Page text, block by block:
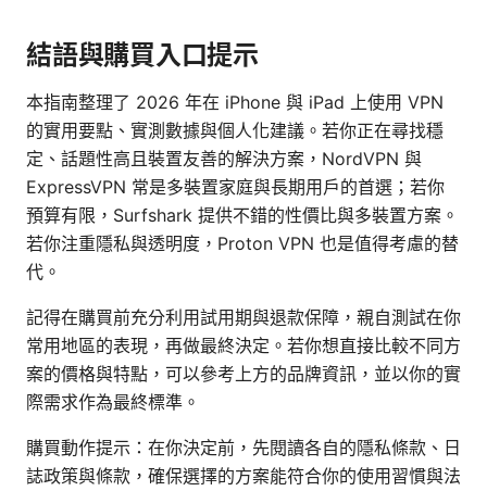
結語與購買入口提示
本指南整理了 2026 年在 iPhone 與 iPad 上使用 VPN
的實用要點、實測數據與個人化建議。若你正在尋找穩
定、話題性高且裝置友善的解決方案，NordVPN 與
ExpressVPN 常是多裝置家庭與長期用戶的首選；若你
預算有限，Surfshark 提供不錯的性價比與多裝置方案。
若你注重隱私與透明度，Proton VPN 也是值得考慮的替
代。
記得在購買前充分利用試用期與退款保障，親自測試在你
常用地區的表現，再做最終決定。若你想直接比較不同方
案的價格與特點，可以參考上方的品牌資訊，並以你的實
際需求作為最終標準。
購買動作提示：在你決定前，先閱讀各自的隱私條款、日
誌政策與條款，確保選擇的方案能符合你的使用習慣與法